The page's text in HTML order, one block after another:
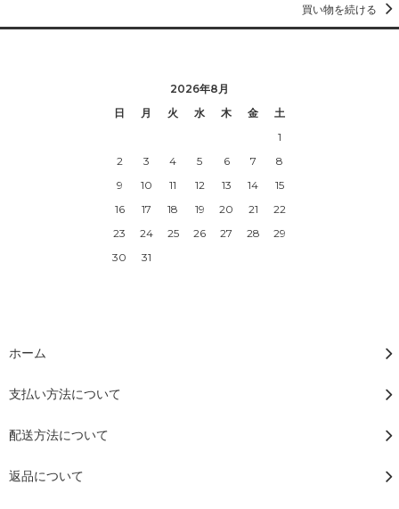
買い物を続ける
2026年8月
日
月 火 水 木 金
土
1
2
3 4 5 6 7
8
9
10 11 12 13 14
15
16
17 18 19 20 21
22
23
24 25 26 27 28
29
30
31
ホーム
支払い方法について
配送方法について
返品について